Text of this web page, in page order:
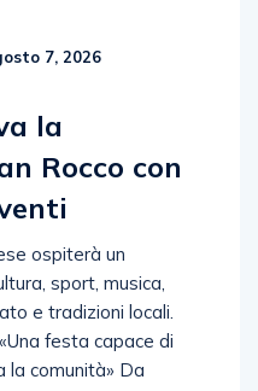
7, 2026
la
Rocco con
ospiterà un
sport, musica,
e tradizioni locali.
festa capace di
la comunità» Da